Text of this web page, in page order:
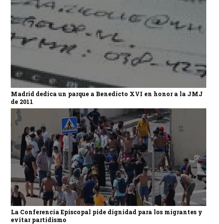
Madrid dedica un parque a Benedicto XVI en honor a la JMJ
de 2011
La Conferencia Episcopal pide dignidad para los migrantes y
evitar partidismo